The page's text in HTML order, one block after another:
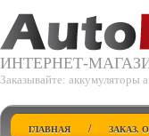
ИНТЕРНЕТ-
Заказывайте: аккумуляторы
ГЛАВНАЯ / ЗАКАЗ,